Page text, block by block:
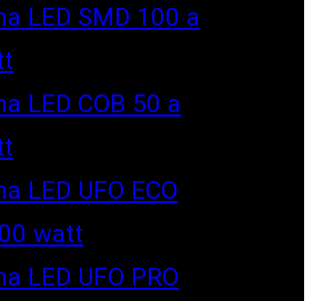
LED SMD 100 a
LED COB 50 a
LED UFO ECO
watt
LED UFO PRO